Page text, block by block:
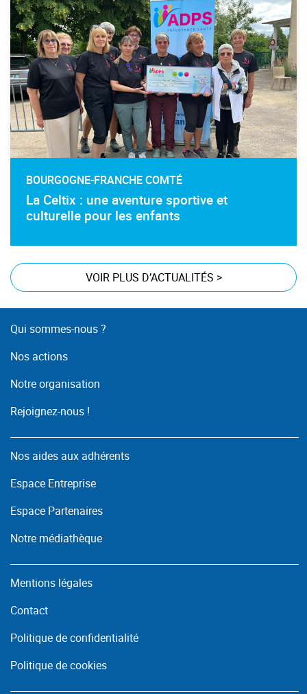
BOURGOGNE-FRANCHE COMTÉ
La Celtix : une aventure sportive et
culturelle pour les enfants
VOIR PLUS D’ACTUALITÉS >
Qui sommes-nous ?
Nos actions
Notre organisation
Rejoignez-nous !
Nos aides aux adhérents
Espace Entreprise
Espace Partenaires
Notre médiathèque
Mentions légales
Contact
Politique de confidentialité
Politique de cookies